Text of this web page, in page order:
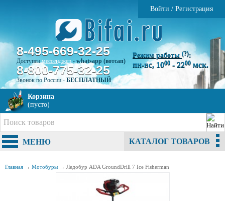
Войти / Регистрация
8-495-669-32-25
Доступенмессенджер-whatsapp (вотсап)
8-800-775-32-25
Звонок по России - БЕСПЛАТНЫЙ
Режим работы (?):
пн-вс, 1000 - 2200 мск.
Корзина
(пусто)
МЕНЮ КАТАЛОГ ТОВАРОВ
Главная → Мотобуры → Ледобур ADA GroundDrill 7 Ice Fisherman